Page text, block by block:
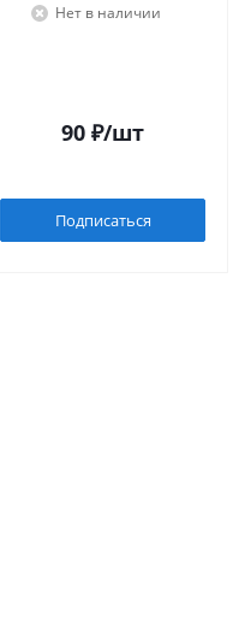
Нет в наличии
90 ₽/шт
Подписаться